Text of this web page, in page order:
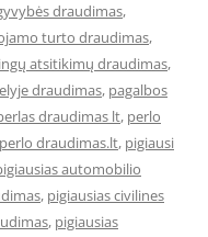
draudimas,
turto draudimas,
atsitikimų draudimas,
draudimas, pagalbos
draudimas lt, perlo
perlo draudimas.lt, pigiausi
automobilio
, pigiausias civilines
, pigiausias